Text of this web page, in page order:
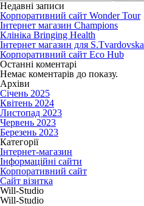
Недавні записи
Корпоративний сайт Wonder Tour
Інтернет магазин Champions
Клініка Bringing Health
Інтернет магазин для S.Tvardovska
Корпоративний сайт Eco Hub
Останні коментарі
Немає коментарів до показу.
Архіви
Січень 2025
Квітень 2024
Листопад 2023
Червень 2023
Березень 2023
Категорії
Інтернет-магазин
Інформаційні сайти
Корпоративний сайт
Сайт візитка
Will-Studio
Will-Studio